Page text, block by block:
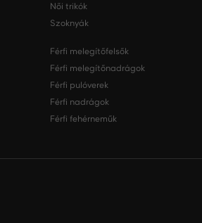
Női trikók
Szoknyák
Férfi melegítőfelsők
Férfi melegítőnadrágok
Férfi pulóverek
Férfi nadrágok
Férfi fehérneműk
s. r. o.